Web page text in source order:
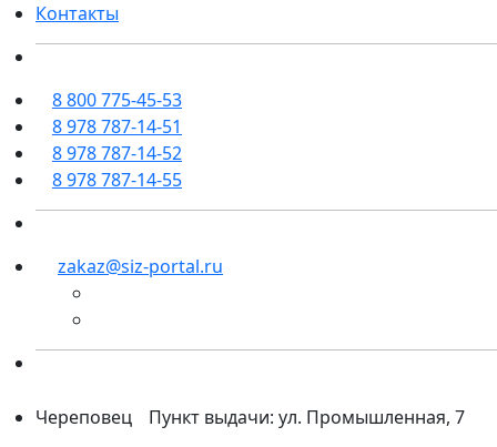
Контакты
8 800 775-45-53
8 978 787-14-51
8 978 787-14-52
8 978 787-14-55
zakaz@siz-portal.ru
Череповец Пункт выдачи: ул. Промышленная, 7